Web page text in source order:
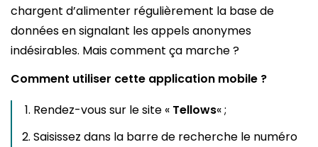
chargent d’alimenter régulièrement la base de
données en signalant les appels anonymes
indésirables. Mais comment ça marche ?
Comment utiliser cette application mobile ?
Rendez-vous sur le site « Tellows« ;
Saisissez dans la barre de recherche le numéro